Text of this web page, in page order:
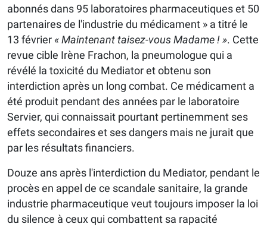
abonnés dans 95 laboratoires pharmaceutiques et 50
partenaires de l'industrie du médicament » a titré le
13 février « Maintenant taisez-vous Madame ! ». Cette
revue cible Irène Frachon, la pneumologue qui a
révélé la toxicité du Mediator et obtenu son
interdiction après un long combat. Ce médicament a
été produit pendant des années par le laboratoire
Servier, qui connaissait pourtant pertinemment ses
effets secondaires et ses dangers mais ne jurait que
par les résultats financiers.
Douze ans après l'interdiction du Mediator, pendant le
procès en appel de ce scandale sanitaire, la grande
industrie pharmaceutique veut toujours imposer la loi
du silence à ceux qui combattent sa rapacité